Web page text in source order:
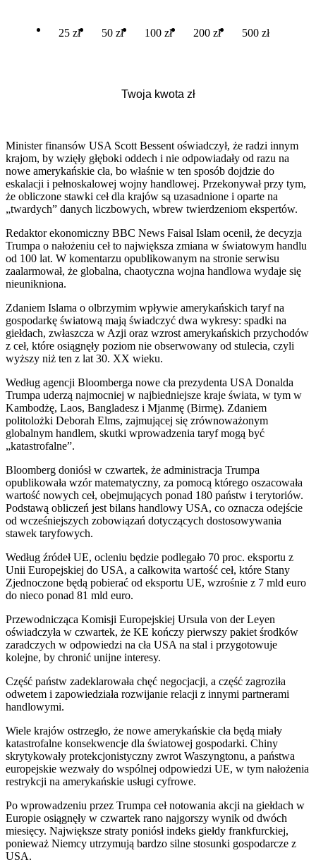
25 zł 50 zł 100 zł 200 zł 500 zł
Minister finansów USA Scott Bessent oświadczył, że radzi innym
krajom, by wzięły głęboki oddech i nie odpowiadały od razu na
nowe amerykańskie cła, bo właśnie w ten sposób dojdzie do
eskalacji i pełnoskalowej wojny handlowej. Przekonywał przy tym,
że obliczone stawki ceł dla krajów są uzasadnione i oparte na
„twardych” danych liczbowych, wbrew twierdzeniom ekspertów.
Redaktor ekonomiczny BBC News Faisal Islam ocenił, że decyzja
Trumpa o nałożeniu ceł to największa zmiana w światowym handlu
od 100 lat. W komentarzu opublikowanym na stronie serwisu
zaalarmował, że globalna, chaotyczna wojna handlowa wydaje się
nieunikniona.
Zdaniem Islama o olbrzymim wpływie amerykańskich taryf na
gospodarkę światową mają świadczyć dwa wykresy: spadki na
giełdach, zwłaszcza w Azji oraz wzrost amerykańskich przychodów
z ceł, które osiągnęły poziom nie obserwowany od stulecia, czyli
wyższy niż ten z lat 30. XX wieku.
Według agencji Bloomberga nowe cła prezydenta USA Donalda
Trumpa uderzą najmocniej w najbiedniejsze kraje świata, w tym w
Kambodżę, Laos, Bangladesz i Mjanmę (Birmę). Zdaniem
politolożki Deborah Elms, zajmującej się zrównoważonym
globalnym handlem, skutki wprowadzenia taryf mogą być
„katastrofalne”.
Bloomberg doniósł w czwartek, że administracja Trumpa
opublikowała wzór matematyczny, za pomocą którego oszacowała
wartość nowych ceł, obejmujących ponad 180 państw i terytoriów.
Podstawą obliczeń jest bilans handlowy USA, co oznacza odejście
od wcześniejszych zobowiązań dotyczących dostosowywania
stawek taryfowych.
Według źródeł UE, ocleniu będzie podlegało 70 proc. eksportu z
Unii Europejskiej do USA, a całkowita wartość ceł, które Stany
Zjednoczone będą pobierać od eksportu UE, wzrośnie z 7 mld euro
do nieco ponad 81 mld euro.
Przewodnicząca Komisji Europejskiej Ursula von der Leyen
oświadczyła w czwartek, że KE kończy pierwszy pakiet środków
zaradczych w odpowiedzi na cła USA na stal i przygotowuje
kolejne, by chronić unijne interesy.
Część państw zadeklarowała chęć negocjacji, a część zagroziła
odwetem i zapowiedziała rozwijanie relacji z innymi partnerami
handlowymi.
Wiele krajów ostrzegło, że nowe amerykańskie cła będą miały
katastrofalne konsekwencje dla światowej gospodarki. Chiny
skrytykowały protekcjonistyczny zwrot Waszyngtonu, a państwa
europejskie wezwały do wspólnej odpowiedzi UE, w tym nałożenia
restrykcji na amerykańskie usługi cyfrowe.
Po wprowadzeniu przez Trumpa ceł notowania akcji na giełdach w
Europie osiągnęły w czwartek rano najgorszy wynik od dwóch
miesięcy. Największe straty poniósł indeks giełdy frankfurckiej,
ponieważ Niemcy utrzymują bardzo silne stosunki gospodarcze z
USA.